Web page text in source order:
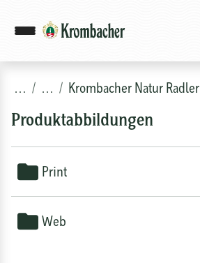
… … Krombacher Natur Radler
Produktabbildungen
Print
Web